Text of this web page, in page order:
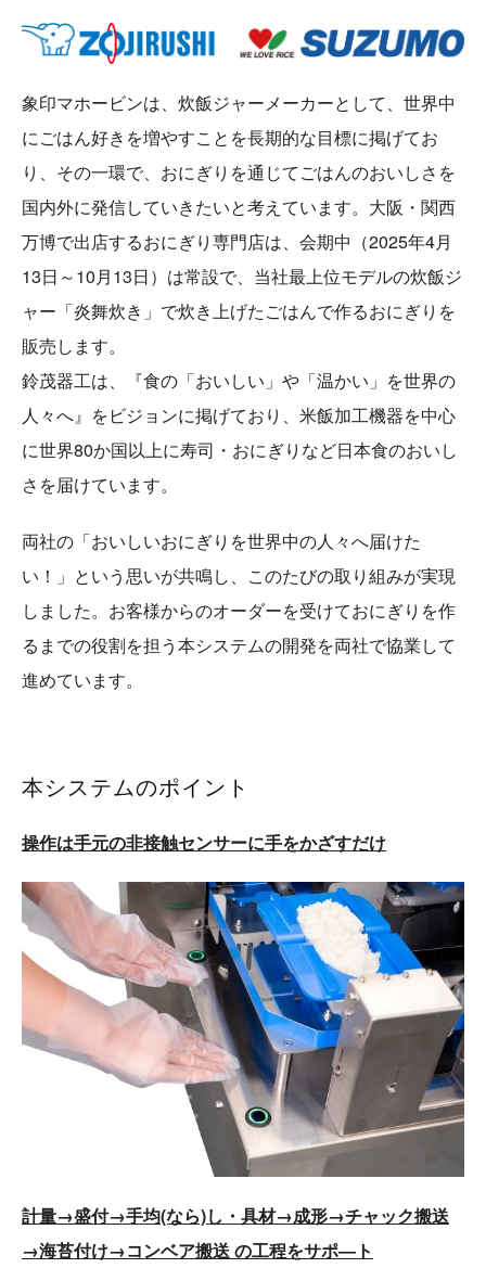
象印マホービンは、炊飯ジャーメーカーとして、世界中
にごはん好きを増やすことを長期的な目標に掲げてお
り、その一環で、おにぎりを通じてごはんのおいしさを
国内外に発信していきたいと考えています。大阪・関西
万博で出店するおにぎり専門店は、会期中（2025年4月
13日～10月13日）は常設で、当社最上位モデルの炊飯ジ
ャー「炎舞炊き」で炊き上げたごはんで作るおにぎりを
販売します。
鈴茂器工は、『食の「おいしい」や「温かい」を世界の
人々へ』をビジョンに掲げており、米飯加工機器を中心
に世界80か国以上に寿司・おにぎりなど日本食のおいし
さを届けています。
両社の「おいしいおにぎりを世界中の人々へ届けた
い！」という思いが共鳴し、このたびの取り組みが実現
しました。お客様からのオーダーを受けておにぎりを作
るまでの役割を担う本システムの開発を両社で協業して
進めています。
本システムのポイント
操作は手元の非接触センサーに手をかざすだけ
計量→盛付→手均(なら)し・具材→成形→チャック搬送
→海苔付け→コンベア搬送 の工程をサポ―ト